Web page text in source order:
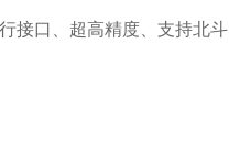
接口、超高精度、支持北斗